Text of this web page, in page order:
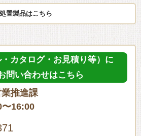
置製品はこちら
カタログ・お見積り等）に
問い合わせはこちら
推進課
16:00